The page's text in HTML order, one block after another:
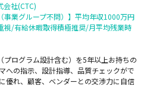
会社(CTC)
事業グループ不問）】平均年収1000万円
視/有給休暇取得積極推奨/月平均残業時
プログラム設計含む）を5年以上お持ちの
への指示、設計指導、品質チェックがで
優れ、顧客、ベンダーとの交渉力に自信